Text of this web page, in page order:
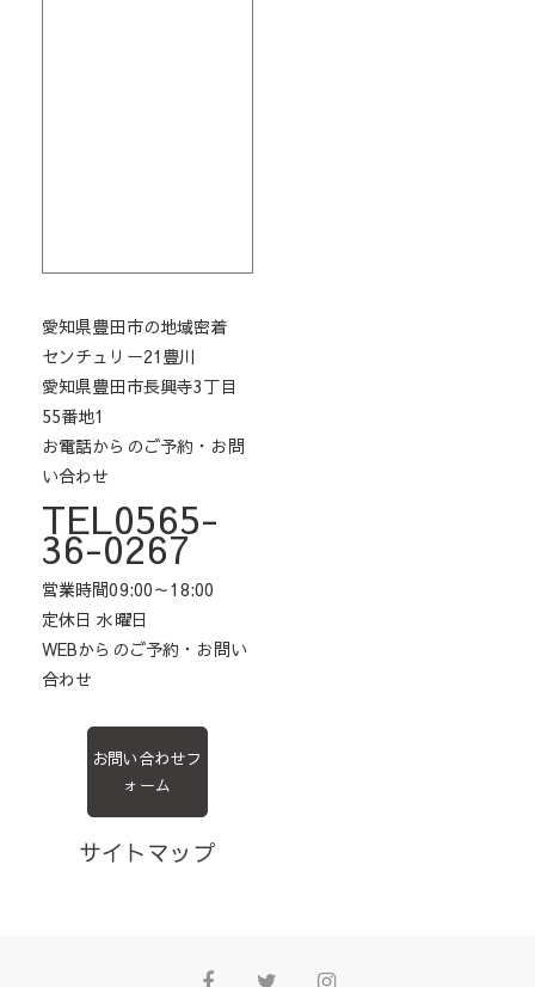
愛知県豊田市の地域密着
センチュリー21豊川
愛知県豊田市長興寺3丁目
55番地1
お電話からのご予約・お問
い合わせ
TEL0565-
36-0267
営業時間09:00～18:00
定休日 水曜日
WEBからのご予約・お問い
合わせ
お問い合わせフ
ォーム
サイトマップ
FacebookTwitterInstagram